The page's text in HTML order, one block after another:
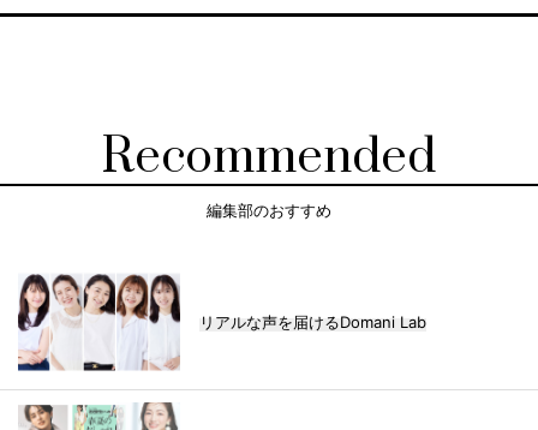
Recommended
編集部のおすすめ
リアルな声を届けるDomani Lab